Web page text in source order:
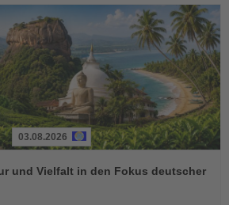
03.08.2026
und Vielfalt in den Fokus deutscher